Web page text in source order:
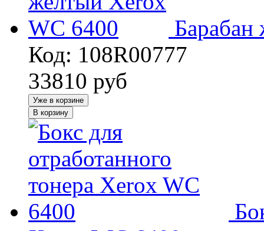
Код: 108R00777
33810 руб
Уже в корзине
В корзину